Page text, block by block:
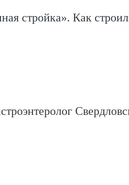
стройка». Как